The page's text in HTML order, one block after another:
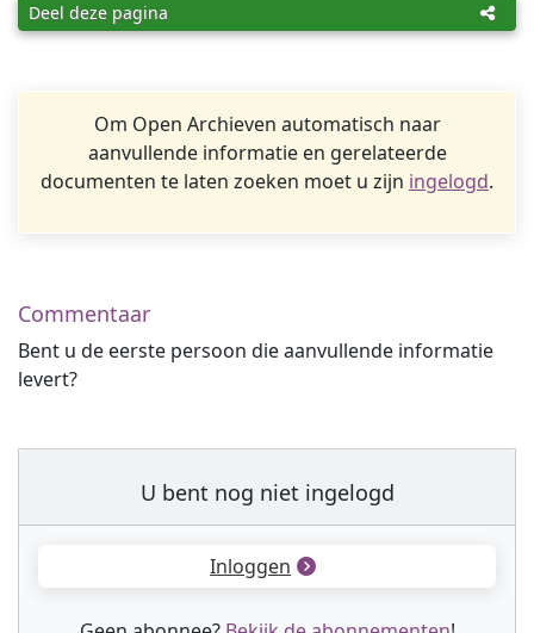
Deel deze pagina
Om Open Archieven automatisch naar
aanvullende informatie en gerelateerde
documenten te laten zoeken moet u zijn ingelogd.
Commentaar
Bent u de eerste persoon die aanvullende informatie
levert?
U bent nog niet ingelogd
Inloggen